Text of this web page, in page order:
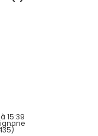
15:39
)